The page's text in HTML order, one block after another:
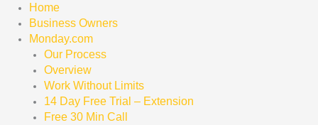
Home
Business Owners
Monday.com
Our Process
Overview
Work Without Limits
14 Day Free Trial – Extension
Free 30 Min Call